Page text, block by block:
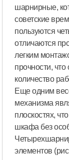
шарнирные,
советские
пользуются
отличаются
легким
прочности,
количество
Еще одним
механизма
плоскостях,
шкафа без
элементов